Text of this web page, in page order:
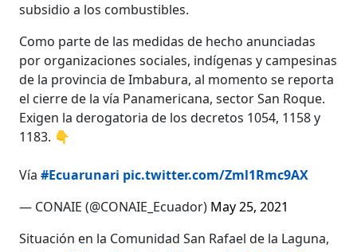
subsidio a los combustibles.
Como parte de las medidas de hecho anunciadas
por organizaciones sociales, indígenas y campesinas
de la provincia de Imbabura, al momento se reporta
el cierre de la vía Panamericana, sector San Roque.
Exigen la derogatoria de los decretos 1054, 1158 y
1183. 👇
Vía#Ecuarunari pic.twitter.com/Zml1Rmc9AX
— CONAIE (@CONAIE_Ecuador) May 25, 2021
Situación en la Comunidad San Rafael de la Laguna,